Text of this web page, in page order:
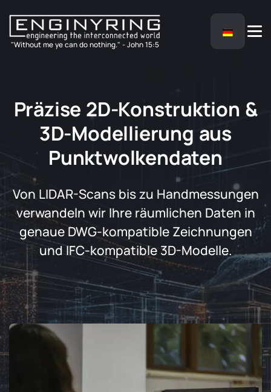
"Without me ye can do nothing." - John 15:5
Präzise 2D-Konstruktion &
3D-Modellierung aus
Punktwolkendaten
Von LIDAR-Scans bis zu Handmessungen
verwandeln wir Ihre räumlichen Daten in
genaue DWG-kompatible Zeichnungen
und IFC-kompatible 3D-Modelle.